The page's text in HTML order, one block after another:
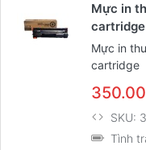
Mực in
cartridge
Mực in
cartridge
SKU:
Tình